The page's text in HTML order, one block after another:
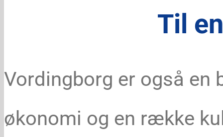
Til
Vordingborg er også
økonomi og en række